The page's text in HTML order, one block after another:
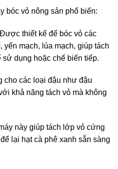
bóc vỏ nông sản phổ biến:
thiết kế để bóc vỏ các
yến mạch, lúa mạch, giúp tách
dụng hoặc chế biến tiếp.
cho các loại đậu như đậu
khả năng tách vỏ mà không
này giúp tách lớp vỏ cứng
lại hạt cà phê xanh sẵn sàng